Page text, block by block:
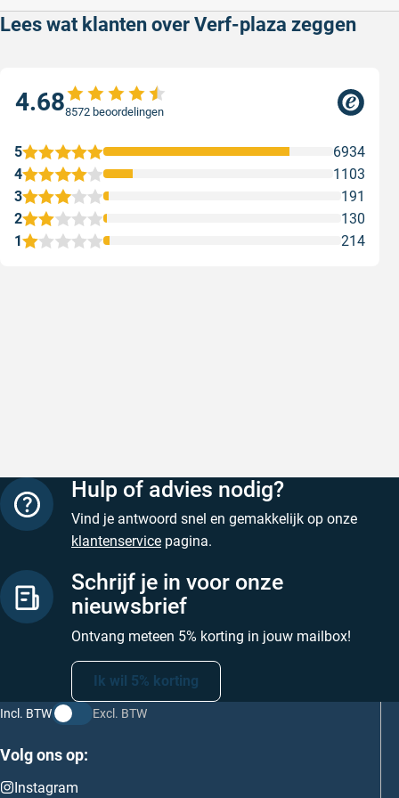
Lees wat klanten over Verf-plaza zeggen
4.688572 beoordelingen
1 214
2 130
3 191
4 1103
5 6934
Hulp of advies nodig?
Vind je antwoord snel en gemakkelijk op onze
klantenservice pagina.
Schrijf je in voor onze
nieuwsbrief
Ontvang meteen 5% korting in jouw mailbox!
Ik wil 5% korting
Incl. BTW Excl. BTW
Volg ons op:
Instagram